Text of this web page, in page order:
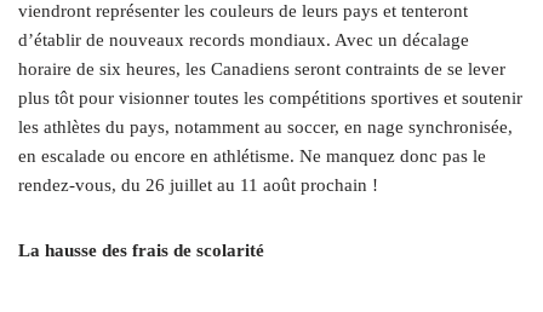
viendront représenter les couleurs de leurs pays et tenteront
d’établir de nouveaux records mondiaux. Avec un décalage
horaire de six heures, les Canadiens seront contraints de se lever
plus tôt pour visionner toutes les compétitions sportives et soutenir
les athlètes du pays, notamment au soccer, en nage synchronisée,
en escalade ou encore en athlétisme. Ne manquez donc pas le
rendez-vous, du 26 juillet au 11 août prochain !
La hausse des frais de scolarité